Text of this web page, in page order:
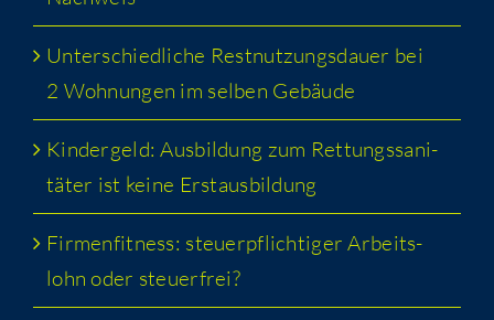
Unter­schied­li­che Rest­nut­zungs­dau­er bei
2 Woh­nun­gen im sel­ben Gebäude
Kin­der­geld: Aus­bil­dung zum Ret­tungs­sa­ni­
tä­ter ist kei­ne Erstausbildung
Fir­men­fit­ness: steu­er­pflich­ti­ger Arbeits­
lohn oder steuerfrei?